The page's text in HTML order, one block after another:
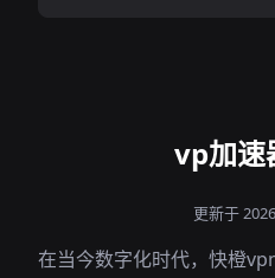
vp加速
更新于
在当今数字化时代，快橙